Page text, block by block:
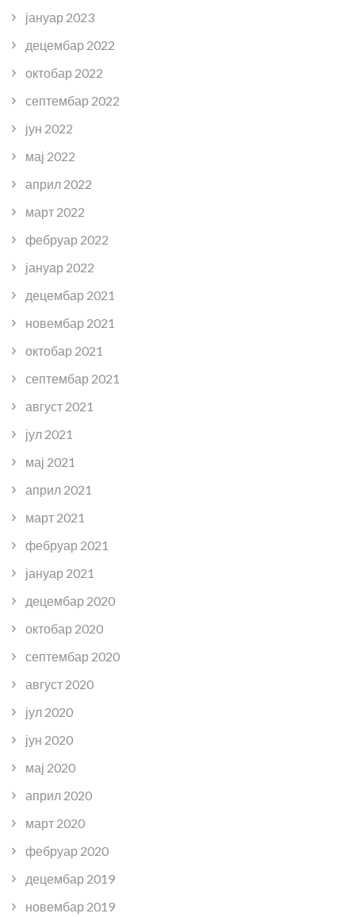
јануар 2023
децембар 2022
октобар 2022
септембар 2022
јун 2022
мај 2022
април 2022
март 2022
фебруар 2022
јануар 2022
децембар 2021
новембар 2021
октобар 2021
септембар 2021
август 2021
јул 2021
мај 2021
април 2021
март 2021
фебруар 2021
јануар 2021
децембар 2020
октобар 2020
септембар 2020
август 2020
јул 2020
јун 2020
мај 2020
април 2020
март 2020
фебруар 2020
децембар 2019
новембар 2019